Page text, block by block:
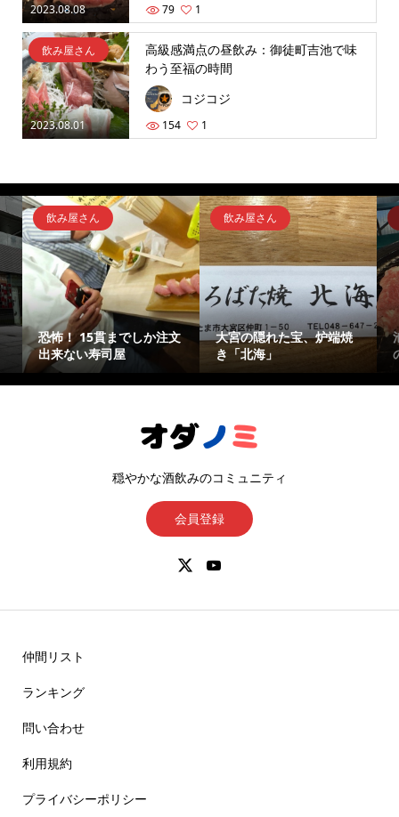
2023.08.08 79 1
2023.08.01
飲み屋さん
高級感満点の昼飲み：御徒町吉池で味
わう至福の時間
コジコジ
154 1
飲み屋さん
恐怖！ 15貫までしか注文
出来ない寿司屋
飲み屋さん
大宮の隠れた宝、炉端焼
き「北海」
穏やかな酒飲みのコミュニティ
会員登録
仲間リスト
ランキング
問い合わせ
利用規約
プライバシーポリシー